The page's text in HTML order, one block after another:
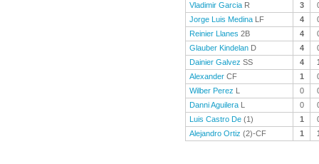
Vladimir Garcia R 3
Jorge Luis Medina LF 4
Reinier Llanes 2B 4
Glauber Kindelan D 4
Dainier Galvez SS 4
Alexander CF 1
Wilber Perez L 0
Danni Aguilera L 0
Luis Castro De (1) 1
Alejandro Ortiz (2)-CF 1